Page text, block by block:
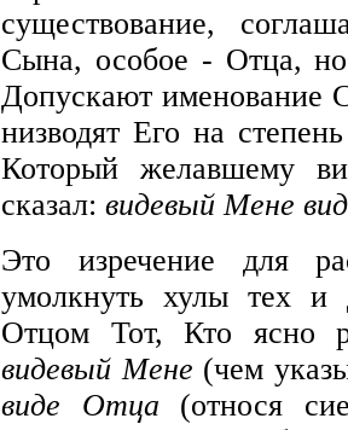
существование,
Сына, особое - Отца, но
Допускают именование
низводят Его на
Который желавшему
сказал: видевый Мене
Это изречение для
умолкнуть хулы тех и
Отцом Тот, Кто ясно
видевый Мене (чем
виде Отца (относя